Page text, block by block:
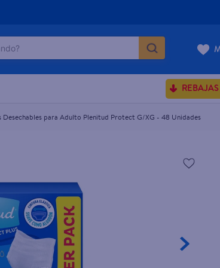
Desechables para Adulto Plenitud Protect G/XG - 48 Unidades
- 48 Unidades
BUSCADOS
dove